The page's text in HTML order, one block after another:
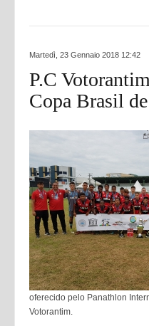
Martedì, 23 Gennaio 2018 12:42
P.C
Copa Brasil
oferecido pelo Panathlon
Votorantim.